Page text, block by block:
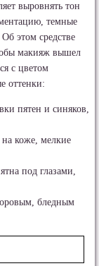
выровнять тон
темные
этом средстве
макияж вышел
с цветом
оттенки:
пятен и синяков,
коже, мелкие
под глазами,
бледным